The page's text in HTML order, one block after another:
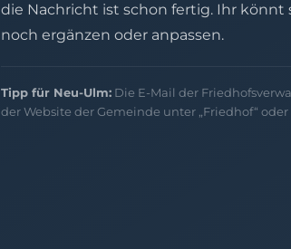
die Nachricht ist schon fertig. Ihr könnt
noch ergänzen oder anpassen.
Tipp für Neu-Ulm: Die E-Mail der
der Website der Gemeinde unter „Friedhof“ oder